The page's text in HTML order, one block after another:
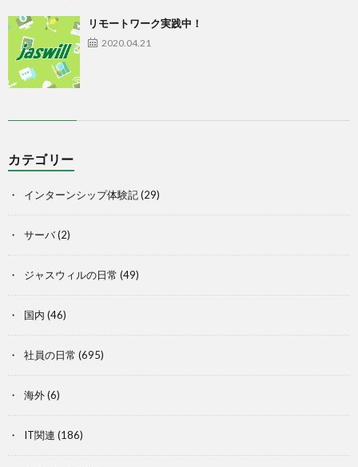
リモートワーク実践中！
2020.04.21
カテゴリー
インターンシップ体験記(29)
サーバ(2)
ジャスウィルの日常 (49)
国内 (46)
社員の日常 (695)
海外(6)
IT関連 (186)